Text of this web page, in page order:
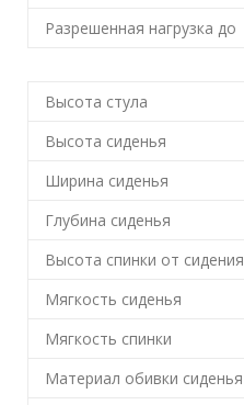
Разрешенная нагрузка до
Высота стула
Высота сиденья
Ширина сиденья
Глубина сиденья
Высота спинки от сидения
Мягкость сиденья
Мягкость спинки
Материал обивки сиденья